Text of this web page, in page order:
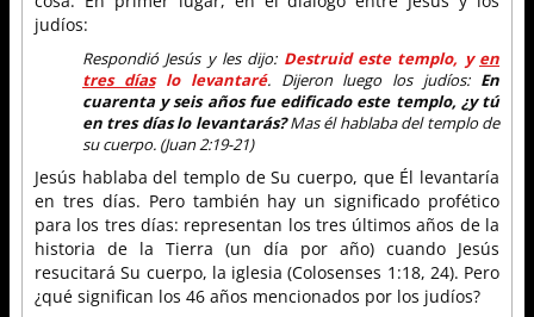
judíos:
Respondió Jesús y les dijo: Destruid este templo, y en
tres díaslo levantaré. Dijeron luego los judíos: En
cuarenta y seis años fue edificado este templo, ¿y tú
en tres días lo levantarás?Mas él hablaba del templo de
su cuerpo. (Juan 2:19-21)
Jesús hablaba del templo de Su cuerpo, que Él levantaría
en tres días. Pero también hay un significado profético
para los tres días: representan los tres últimos años de la
historia de la Tierra (un día por año) cuando Jesús
resucitará Su cuerpo, la iglesia (Colosenses 1:18, 24). Pero
¿qué significan los 46 años mencionados por los judíos?